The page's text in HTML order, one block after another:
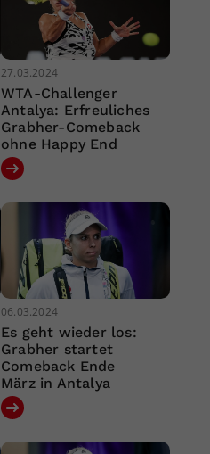
27.03.2024
WTA-Challenger
Antalya: Erfreuliches
Grabher-Comeback
ohne Happy End
06.03.2024
Es geht wieder los:
Grabher startet
Comeback Ende
März in Antalya